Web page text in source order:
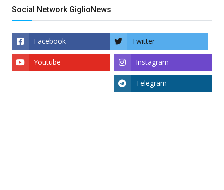
Social Network GiglioNews
Facebook Twitter
Instagram
Youtube
Telegram